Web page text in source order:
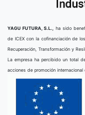
YAGU FUTURA, S.L.,
ha sido
de ICEX con la cofinanciación de
Recuperación, Transformación y
La empresa ha percibido un total
acciones de promoción